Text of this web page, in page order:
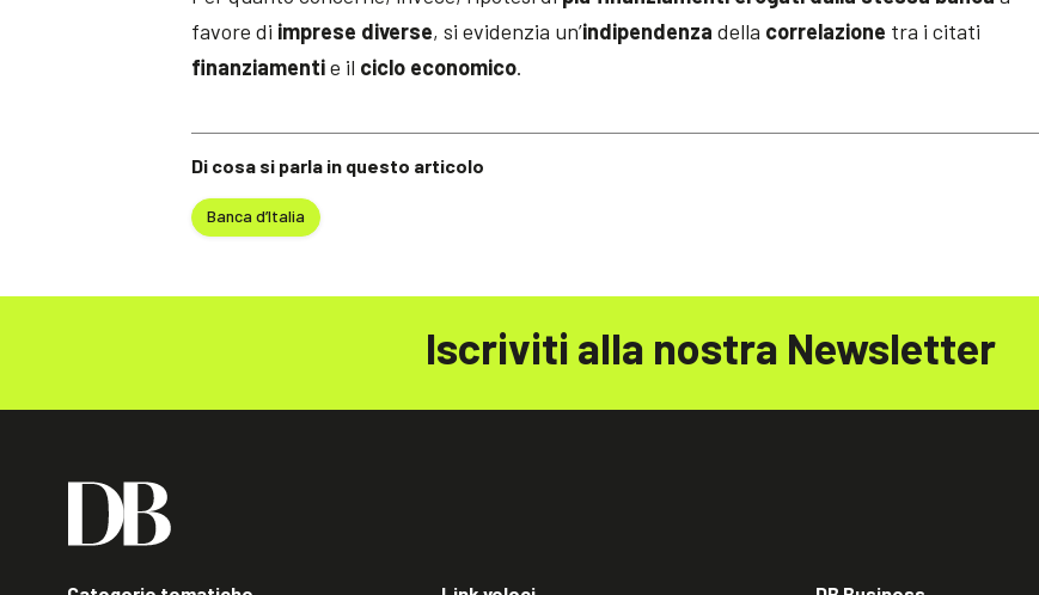
Di cosa si parla in questo articolo
Banca d’Italia
favore di imprese diverse, si evidenzia un’indipendenzadella correlazione tra i citati
finanziamentie il ciclo economico.
Iscriviti alla nostra Newsletter